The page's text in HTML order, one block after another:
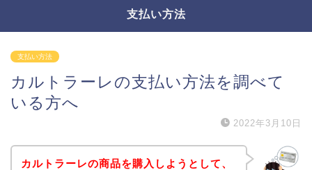
支払い方法
支払い方法
カルトラーレの支払い方法を調べて
いる方へ
2022年3月10日
カルトラーレの商品を購入しようとして、